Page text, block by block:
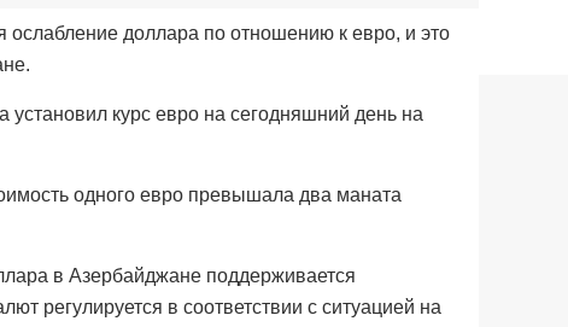
доллара по отношению к евро, и это
курс евро на сегодняшний день на
одного евро превышала два маната
в Азербайджане поддерживается
регулируется в соответствии с ситуацией на